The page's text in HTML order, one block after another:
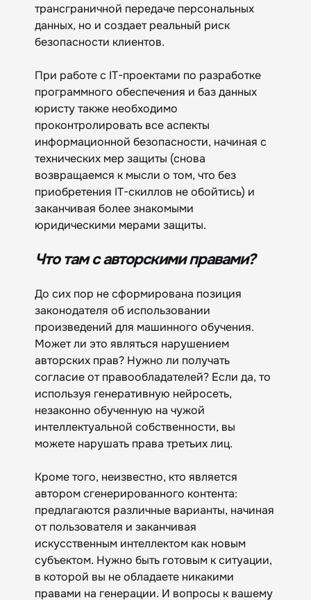
трансграничной передаче персональных
данных, но и создает реальный риск
безопасности клиентов.
При работе с IT-проектами по разработке
программного обеспечения и баз данных
юристу также необходимо
проконтролировать все аспекты
информационной безопасности, начиная с
технических мер защиты (снова
возвращаемся к мысли о том, что без
приобретения IT-скиллов не обойтись) и
заканчивая более знакомыми
юридическими мерами защиты.
Что там с авторскими правами?
До сих пор не сформирована позиция
законодателя об использовании
произведений для машинного обучения.
Может ли это являться нарушением
авторских прав? Нужно ли получать
согласие от правообладателей? Если да, то
используя генеративную нейросеть,
незаконно обученную на чужой
интеллектуальной собственности, вы
можете нарушать права третьих лиц.
Кроме того, неизвестно, кто является
автором сгенерированного контента:
предлагаются различные варианты, начиная
от пользователя и заканчивая
искусственным интеллектом как новым
субъектом. Нужно быть готовым к ситуации,
в которой вы не обладаете никакими
правами на генерации. И вопросы к вашему